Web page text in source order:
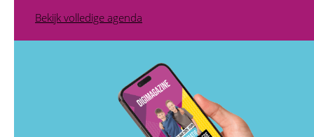
Bekijk volledige agenda